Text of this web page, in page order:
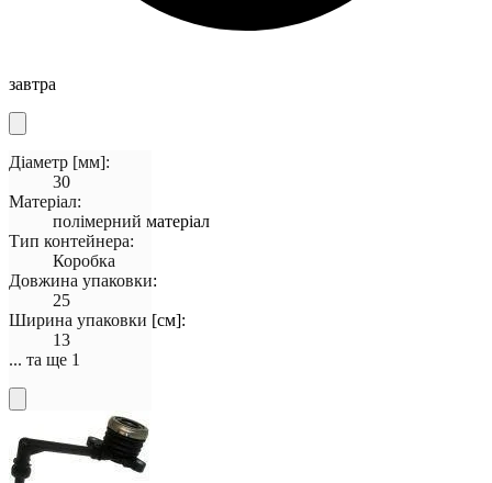
завтра
Діаметр [мм]:
30
Матеріал:
полімерний матеріал
Тип контейнера:
Коробка
Довжина упаковки:
25
Ширина упаковки [см]:
13
... та ще 1